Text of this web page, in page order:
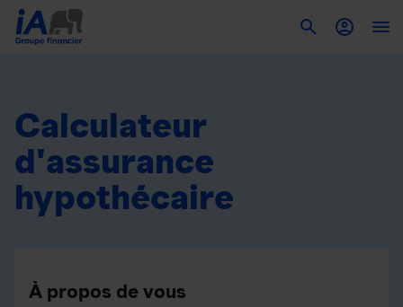
Calculateur
d'assurance
hypothécaire
À propos de vous